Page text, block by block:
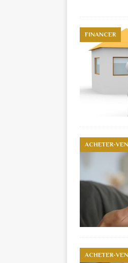
FINANCER
ACHETER-
ACHETER-